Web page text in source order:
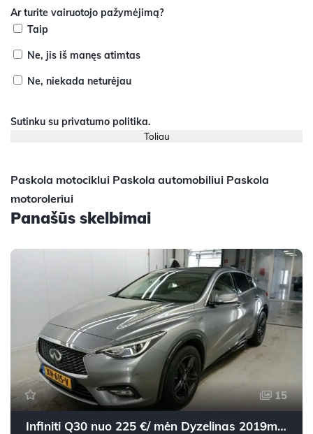
Ar turite vairuotojo pažymėjimą?
Taip
Ne, jis iš manęs atimtas
Ne, niekada neturėjau
Sutinku su privatumo politika.
Paskola motociklui Paskola automobiliui Paskola
motoroleriui
Panašūs skelbimai
15
Infiniti Q30 nuo 225 €/ mėn Dyzelinas 2019m. Visureigis Mechaninė